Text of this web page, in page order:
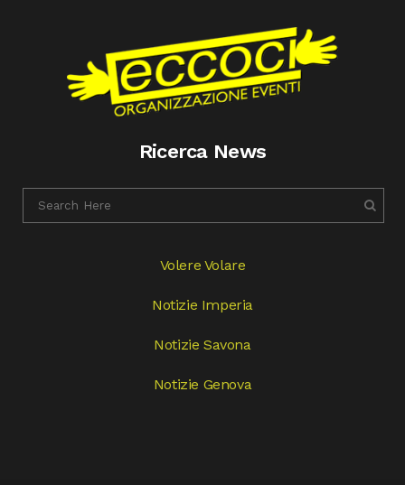
Ricerca News
Volere Volare
Notizie Imperia
Notizie Savona
Notizie Genova